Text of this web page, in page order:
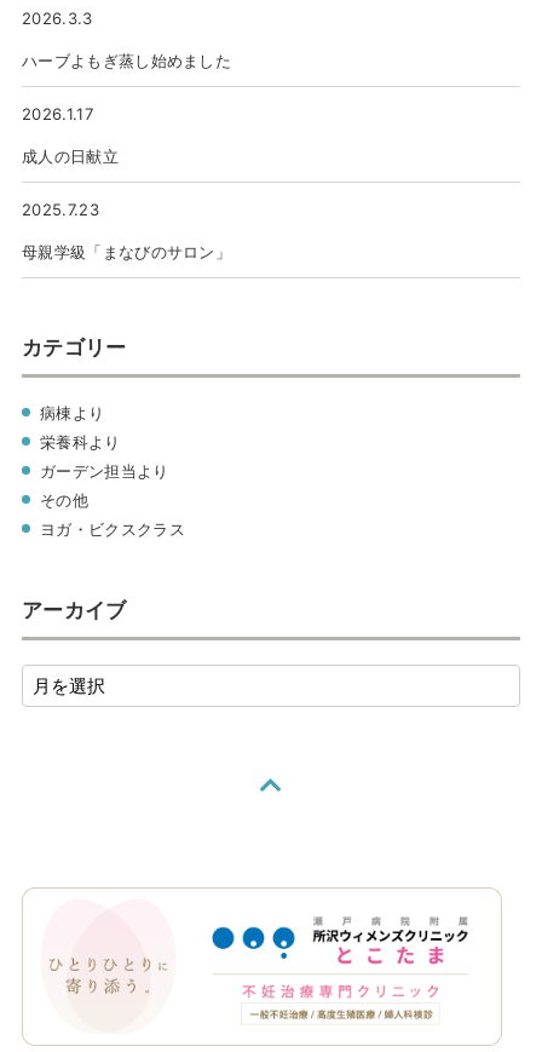
ハーブよもぎ蒸し始めました
2026.3.3
成人の日献立
2026.1.17
母親学級「まなびのサロン」
2025.7.23
カテゴリー
病棟より
栄養科より
ガーデン担当より
その他
ヨガ・ビクスクラス
アーカイブ